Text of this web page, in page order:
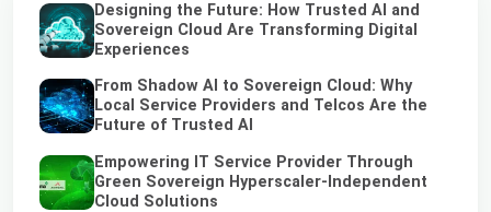
Designing the Future: How Trusted AI and
Sovereign Cloud Are Transforming Digital
Experiences
From Shadow AI to Sovereign Cloud: Why
Local Service Providers and Telcos Are the
Future of Trusted AI
Empowering IT Service Provider Through
Green Sovereign Hyperscaler-Independent
Cloud Solutions